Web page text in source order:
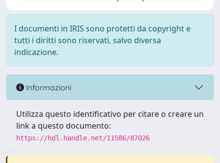
I documenti in IRIS sono protetti da copyright e
tutti i diritti sono riservati, salvo diversa
indicazione.
Informazioni
Utilizza questo identificativo per citare o creare un
link a questo documento:
https://hdl.handle.net/11586/87026